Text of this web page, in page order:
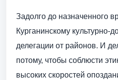
Задолго до назначенного
Курганинскому культурно-
делегации от районов. И
потому, чтобы соблюсти
высоких скоростей